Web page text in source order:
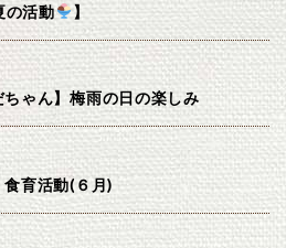
の活動 】
ゃん】梅雨の日の楽しみ
育活動(６月)